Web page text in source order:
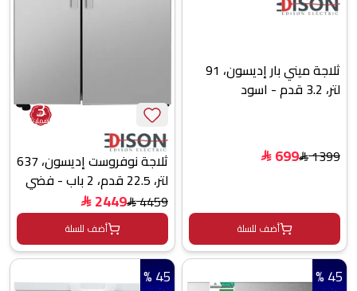
ثلاجة ميني بار إديسون، 91
لتر، 3.2 قدم - اسود
1399
$
699
$
أضف للسلة
3
سنوات
ضمان
ثلاجة نوفروست إديسون، 637
لتر، 22.5 قدم، 2 باب - فضي
4459
$
2449
$
أضف للسلة
45 %
45 %